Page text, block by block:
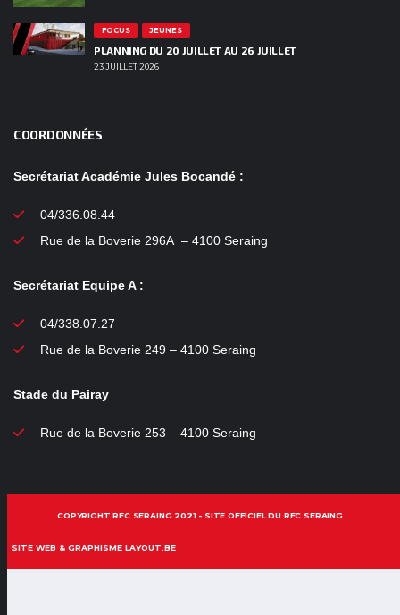
FOCUS JEUNES
PLANNING DU 20 JUILLET AU 26 JUILLET
23 JUILLET 2026
COORDONNÉES
Secrétariat Académie Jules Bocandé :
04/336.08.44
Rue de la Boverie 296A – 4100 Seraing
Secrétariat Equipe A :
04/338.07.27
Rue de la Boverie 249 – 4100 Seraing
Stade du Pairay
Rue de la Boverie 253 – 4100 Seraing
COPYRIGHT RFC SERAING 2021 - SITE OFFICIEL DU RFC SERAING
SITE WEB & GRAPHISME LAYOUT.BE